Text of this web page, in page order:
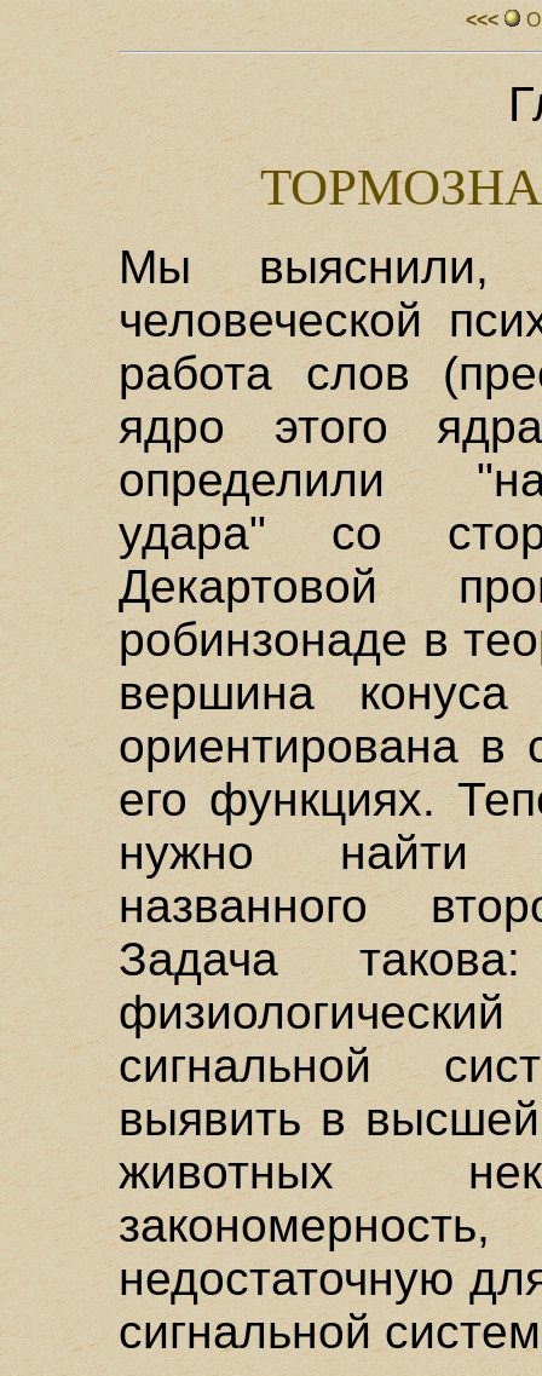
<<<
Мы
человеческой
работа слов
ядро этого
определили
удара" со
Декартовой
робинзонаде в
вершина конуса
ориентирована в
его функциях.
нужно найти
названного
Задача
сигнальной
выявить в
животных
недостаточную
сигнальной